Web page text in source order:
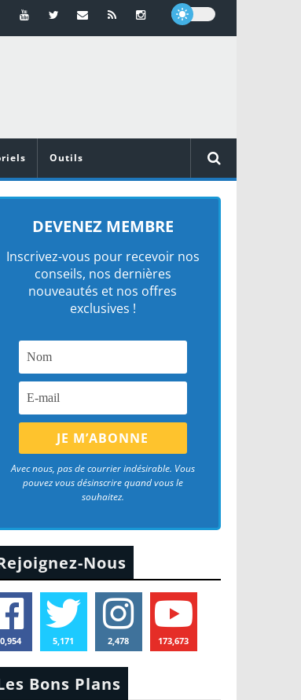
Outils
DEVENEZ MEMBRE
Inscrivez-vous pour recevoir nos
conseils, nos dernières
nouveautés et nos offres
exclusives !
Avec nous, pas de courrier indésirable. Vous
pouvez vous désinscrire quand vous le
souhaitez.
Nous
5,171 2,478 173,673
Bons Plans